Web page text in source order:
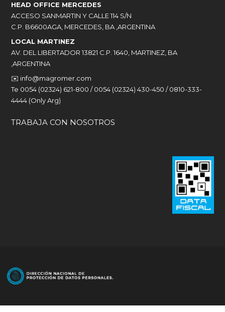
HEAD OFFICE MERCEDES
ACCESO SANMARTIN Y CALLE 114 S/N
C.P. B6600AGA, MERCEDES, BA ,ARGENTINA
LOCAL MARTINEZ
AV. DEL LIBERTADOR 13821 C.P. 1640, MARTINEZ, BA
,ARGENTINA
✉️ info@magromer.com
Te 0054 (02324) 621-800 / 0054 (02324) 430-450 / 0810-333-
4444 (Only Arg)
TRABAJA CON NOSOTROS